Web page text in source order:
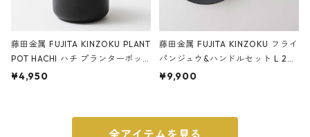
藤田金属 FUJITA KINZOKU PLANT
POT HACHI ハチ プランターポッ
ト 3号 ブラック
¥4,950
藤田金属 FUJITA KINZOKU フライ
パンジュウ&ハンドルセット L 24c
m ガス火・IH対応 鉄フライパン
¥9,900